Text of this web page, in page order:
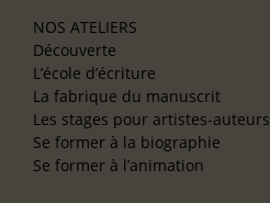
NOS ATELIERS
Découverte
L’école d’écriture
La fabrique du manuscrit
Les stages pour artistes-auteurs
Se former à la biographie
Se former à l’animation